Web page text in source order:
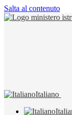
Salta al contenuto
Italiano